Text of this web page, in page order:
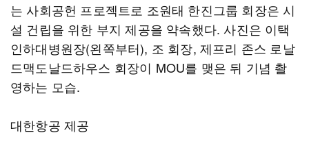
는 사회공헌 프로젝트로 조원태 한진그룹 회장은 시
설 건립을 위한 부지 제공을 약속했다. 사진은 이택
인하대병원장(왼쪽부터), 조 회장, 제프리 존스 로날
드맥도날드하우스 회장이 MOU를 맺은 뒤 기념 촬
영하는 모습.
대한항공 제공